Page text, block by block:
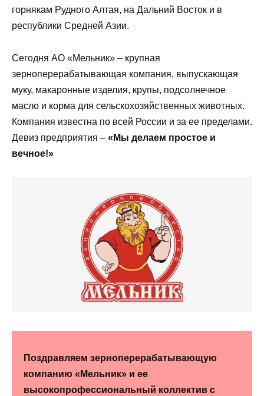
горнякам Рудного Алтая, на Дальний Восток и в
республики Средней Азии.
Сегодня АО «Мельник» – крупная
зерноперерабатывающая компания, выпускающая
муку, макаронные изделия, крупы, подсолнечное
масло и корма для сельскохозяйственных животных.
Компания известна по всей России и за ее пределами.
Девиз предприятия – «Мы делаем простое и
вечное!»
Поздравляем зерноперерабатывающую
компанию «Мельник» и ее
высокопрофессиональный коллектив с